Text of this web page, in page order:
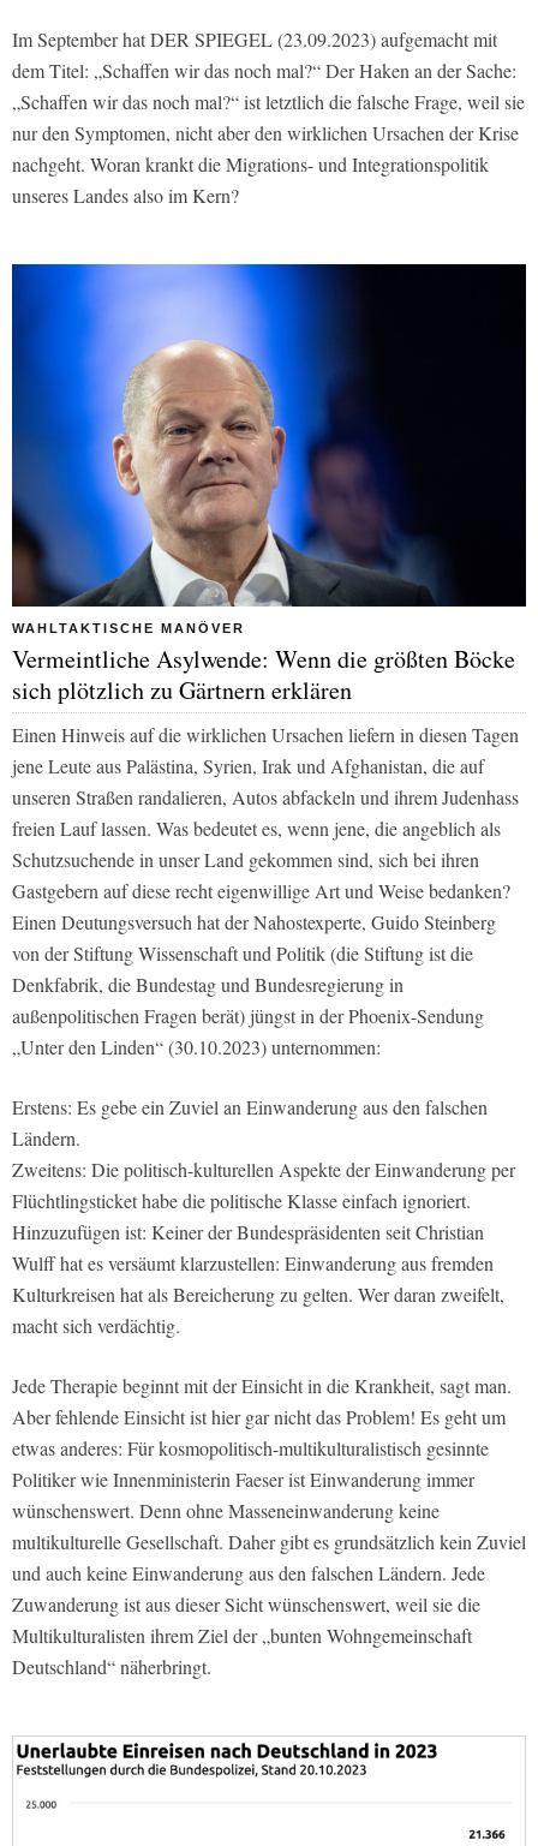
Im September hat DER SPIEGEL (23.09.2023) aufgemacht mit
dem Titel: „Schaffen wir das noch mal?“ Der Haken an der Sache:
„Schaffen wir das noch mal?“ ist letztlich die falsche Frage, weil sie
nur den Symptomen, nicht aber den wirklichen Ursachen der Krise
nachgeht. Woran krankt die Migrations- und Integrationspolitik
unseres Landes also im Kern?
WAHLTAKTISCHE MANÖVER
Vermeintliche Asylwende: Wenn die größten Böcke
sich plötzlich zu Gärtnern erklären
Einen Hinweis auf die wirklichen Ursachen liefern in diesen Tagen
jene Leute aus Palästina, Syrien, Irak und Afghanistan, die auf
unseren Straßen randalieren, Autos abfackeln und ihrem Judenhass
freien Lauf lassen. Was bedeutet es, wenn jene, die angeblich als
Schutzsuchende in unser Land gekommen sind, sich bei ihren
Gastgebern auf diese recht eigenwillige Art und Weise bedanken?
Einen Deutungsversuch hat der Nahostexperte, Guido Steinberg
von der Stiftung Wissenschaft und Politik (die Stiftung ist die
Denkfabrik, die Bundestag und Bundesregierung in
außenpolitischen Fragen berät) jüngst in der Phoenix-Sendung
„Unter den Linden“ (30.10.2023) unternommen:
Erstens: Es gebe ein Zuviel an Einwanderung aus den falschen
Ländern.
Zweitens: Die politisch-kulturellen Aspekte der Einwanderung per
Flüchtlingsticket habe die politische Klasse einfach ignoriert.
Hinzuzufügen ist: Keiner der Bundespräsidenten seit Christian
Wulff hat es versäumt klarzustellen: Einwanderung aus fremden
Kulturkreisen hat als Bereicherung zu gelten. Wer daran zweifelt,
macht sich verdächtig.
Jede Therapie beginnt mit der Einsicht in die Krankheit, sagt man.
Aber fehlende Einsicht ist hier gar nicht das Problem! Es geht um
etwas anderes: Für kosmopolitisch-multikulturalistisch gesinnte
Politiker wie Innenministerin Faeser ist Einwanderung immer
wünschenswert. Denn ohne Masseneinwanderung keine
multikulturelle Gesellschaft. Daher gibt es grundsätzlich kein Zuviel
und auch keine Einwanderung aus den falschen Ländern. Jede
Zuwanderung ist aus dieser Sicht wünschenswert, weil sie die
Multikulturalisten ihrem Ziel der „bunten Wohngemeinschaft
Deutschland“ näherbringt.